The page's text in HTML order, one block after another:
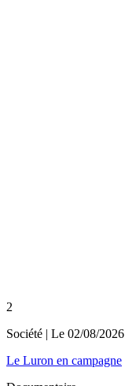
2
Société | Le 02/08/2026
Le Luron en campagne